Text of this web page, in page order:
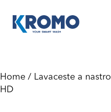
Home / Lavaceste a nastro
HD